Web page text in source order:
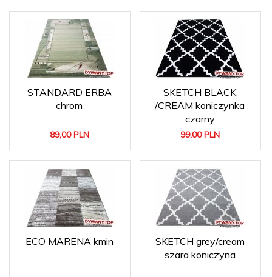
STANDARD ERBA
chrom
89,00 PLN
SKETCH BLACK
/CREAM koniczynka
czarny
99,00 PLN
ECO MARENA kmin
SKETCH grey/cream
szara koniczyna